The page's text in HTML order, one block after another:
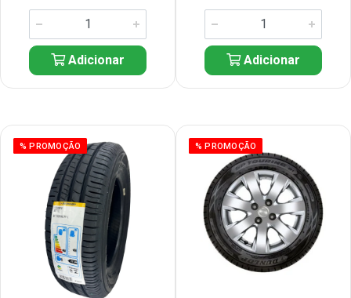
Adicionar Adicionar
% PROMOÇÃO % PROMOÇÃO